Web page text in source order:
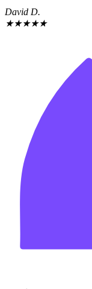
David D.
★★★★★